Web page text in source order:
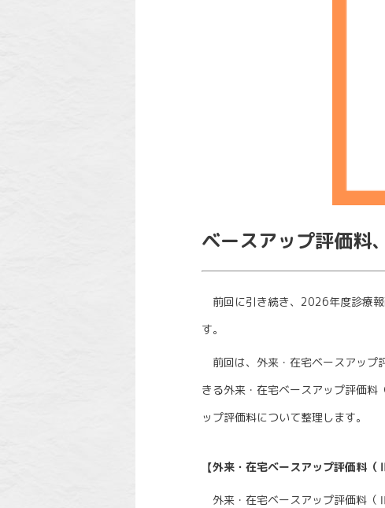
ベースアップ評価料
前回に引き続き、2026年度診療
す。
前回は、外来・在宅ベースアップ
きる外来・在宅ベースアップ評価
ップ評価料について整理します。
【外来・在宅ベースアップ評価料
外来・在宅ベースアップ評価料（